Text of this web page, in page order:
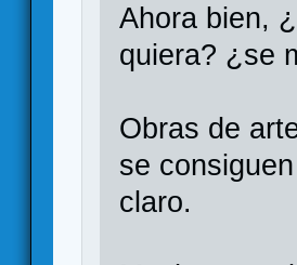
Ahora bien,
quiera? ¿se
Obras de
se
claro.